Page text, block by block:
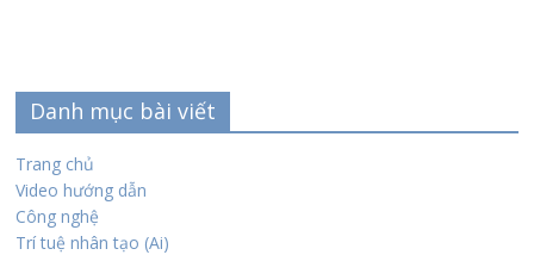
Danh mục bài viết
Trang chủ
Video hướng dẫn
Công nghệ
Trí tuệ nhân tạo (Ai)